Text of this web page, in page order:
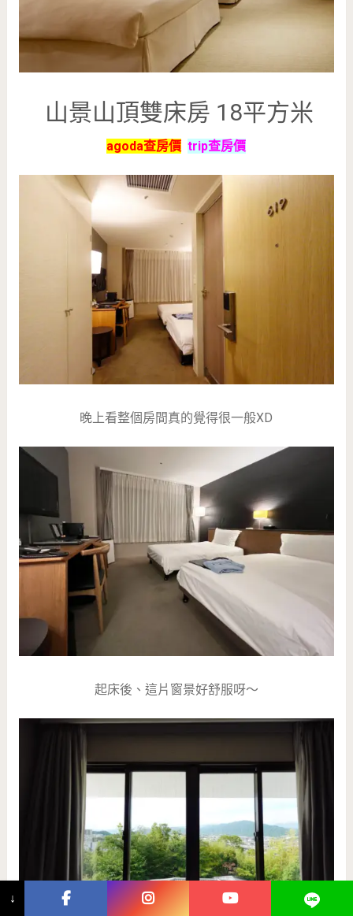
山景山頂雙床房 18平方米
agoda查房價 trip查房價
晚上看整個房間真的覺得很一般XD
起床後、這片窗景好舒服呀～
↓